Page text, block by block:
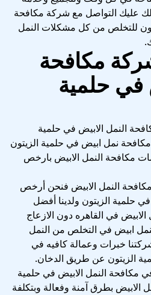
عليك التواصل مع شركة مكافحة
للتخلص من كل مشكلات النمل
مكافحة
في حلمية
النمل الابيض في حلمية
نمل ابيض في حلمية الزيتون
مكافحة النمل الابيض بارخص
النمل الابيض فنحن أرخص
حلمية الزيتون ولدينا أفضل
في القاهره دون الازعاج
ابيض في التخلص من النمل
خبرات وعمالة كافيه في
الزيتون عن طريق الدخان.
مكافحة النمل الابيض في حلمية
الابيض بطرق آمنة وفعالة وبتكلفة